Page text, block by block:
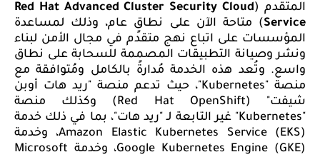
المتقدم (
Red Hat Advanced Cluster Security Cloud
Service
) متاحة الآن على نطاقٍ عام، وذلك لمساعدة
المؤسسات على اتباع نهج متقدم في مجال الأمن لبناء
ونشر وصيانة التطبيقات المصممة للسحابةعلى نطاق
واسع. وتُعد هذه الخدمة مُدارةً بالكامل ومُتوافقة مع
منصة "Kubernetes
"، حيث تدعم منصة "ريد هات أوبن
شيفت" (Red Hat OpenShift
) وكذلك منصة
"
Kubernetes" غير التابعة لـ "ريد هات"، بما في ذلك خدمة
Amazon Elastic Kubernetes Service (EKS)، وخدمة
Google Kubernetes Engine (GKE)، وخدمة Microsoft